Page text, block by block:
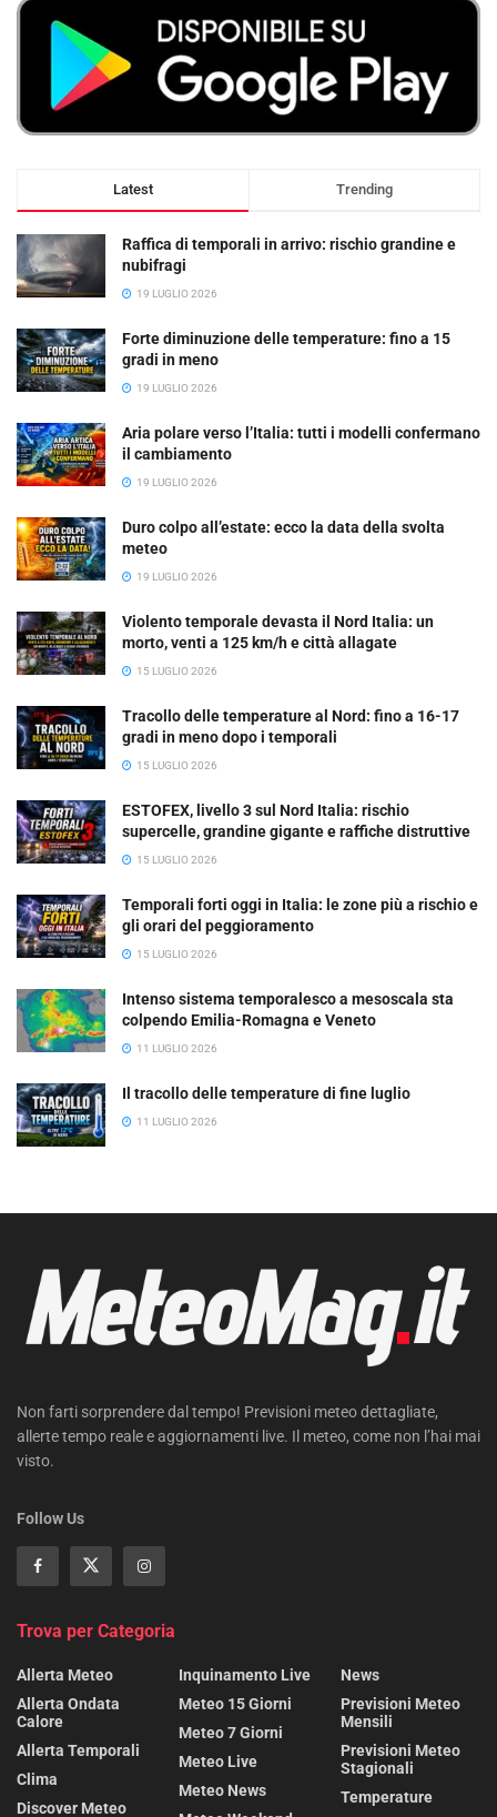
Latest Trending
Raffica di temporali in arrivo: rischio grandine e
nubifragi
19 LUGLIO 2026
Forte diminuzione delle temperature: fino a 15
gradi in meno
19 LUGLIO 2026
Aria polare verso l’Italia: tutti i modelli confermano
il cambiamento
19 LUGLIO 2026
Duro colpo all’estate: ecco la data della svolta
meteo
19 LUGLIO 2026
Violento temporale devasta il Nord Italia: un
morto, venti a 125 km/h e città allagate
15 LUGLIO 2026
Tracollo delle temperature al Nord: fino a 16-17
gradi in meno dopo i temporali
15 LUGLIO 2026
ESTOFEX, livello 3 sul Nord Italia: rischio
supercelle, grandine gigante e raffiche distruttive
15 LUGLIO 2026
Temporali forti oggi in Italia: le zone più a rischio e
gli orari del peggioramento
15 LUGLIO 2026
Intenso sistema temporalesco a mesoscala sta
colpendo Emilia-Romagna e Veneto
11 LUGLIO 2026
Il tracollo delle temperature di fine luglio
11 LUGLIO 2026
Non farti sorprendere dal tempo! Previsioni meteo dettagliate,
allerte tempo reale e aggiornamenti live. Il meteo, come non l’hai mai
visto.
Follow Us
Trova per Categoria
Allerta Meteo
Allerta Ondata
Calore
Allerta Temporali
Clima
Discover Meteo
Inquinamento Live
Meteo 15 Giorni
Meteo 7 Giorni
Meteo Live
Meteo News
News
Previsioni Meteo
Mensili
Previsioni Meteo
Stagionali
Temperature